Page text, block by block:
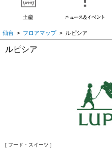
仙台 > フロアマップ> ルピシア
ルピシア
[ フード・スイーツ ]